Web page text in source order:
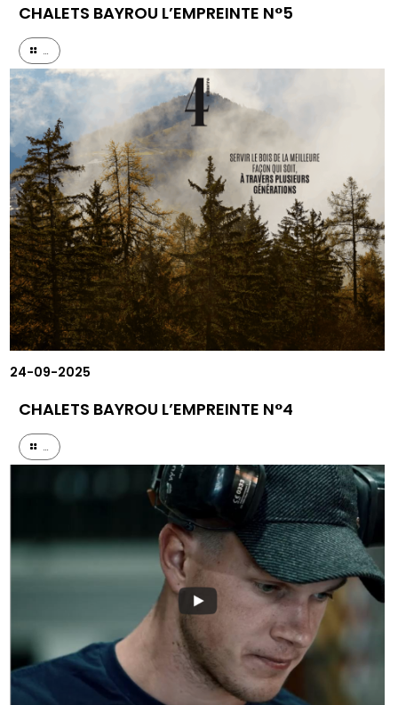
CHALETS BAYROU L’EMPREINTE N°5
...
24-09-2025
CHALETS BAYROU L’EMPREINTE N°4
...